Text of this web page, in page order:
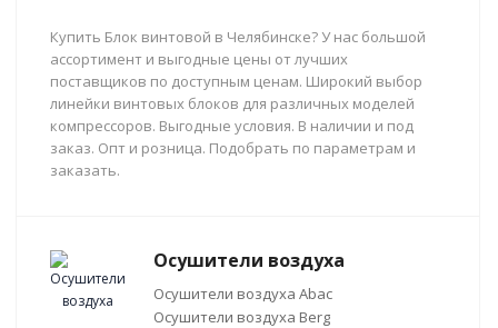
Купить Блок винтовой в Челябинске? У нас большой
ассортимент и выгодные цены от лучших
поставщиков по доступным ценам. Широкий выбор
линейки винтовых блоков для различных моделей
компрессоров. Выгодные условия. В наличии и под
заказ. Опт и розница. Подобрать по параметрам и
заказать.
Осушители воздуха
Осушители воздуха Abac
Осушители воздуха Berg